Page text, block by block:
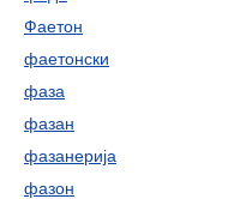
Фаетон
фаетонски
фаза
фазан
фазанерија
фазон